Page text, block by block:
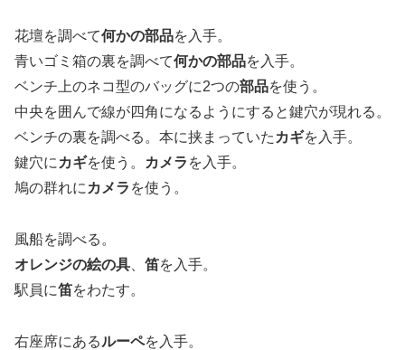
花壇を調べて何かの部品を入手。
青いゴミ箱の裏を調べて何かの部品を入手。
ベンチ上のネコ型のバッグに2つの部品を使う。
中央を囲んで線が四角になるようにすると鍵穴が現れる。
ベンチの裏を調べる。本に挟まっていた カギを入手。
鍵穴に カギを使う。 カメラ を入手。
鳩の群れに カメラ を使う。
風船を調べる。
オレンジの絵の具
笛を入手。
駅員に笛をわたす。
右座席にあるルーペを入手。